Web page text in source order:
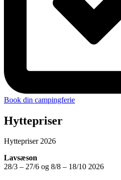
Book din campingferie
Hyttepriser
Hyttepriser 2026
Lavsæson
28/3 – 27/6 og 8/8 – 18/10 2026